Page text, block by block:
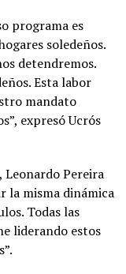
programa es
soledeños.
detendremos.
Esta labor
mandato
expresó Ucrós
Leonardo Pereira
la misma dinámica
Todas las
liderando estos